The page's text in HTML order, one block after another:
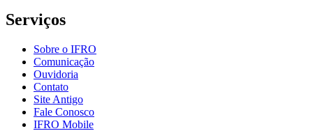
Serviços
Sobre o IFRO
Comunicação
Ouvidoria
Contato
Site Antigo
Fale Conosco
IFRO Mobile